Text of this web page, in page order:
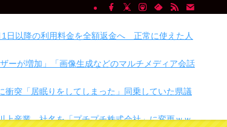
1日以降の利用料金を全額返金へ 正常に使えた人
ーが増加」「画像生成などのマルチメディア会話
衝突「居眠りをしてしまった」同乗していた県議
上産業、社名を「プチプチ株式会社」に変更ｗｗ